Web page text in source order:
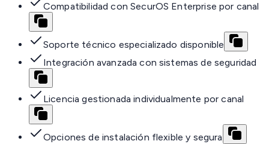
Compatibilidad con SecurOS Enterprise por canal
Soporte técnico especializado disponible
Integración avanzada con sistemas de seguridad
Licencia gestionada individualmente por canal
Opciones de instalación flexible y segura